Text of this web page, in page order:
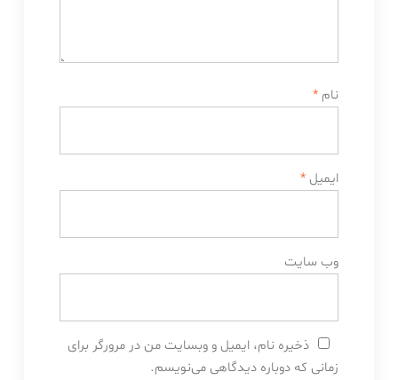
نام *
ایمیل *
وب‌ سایت
ذخیره نام، ایمیل و وبسایت من در مرورگر برای
زمانی که دوباره دیدگاهی می‌نویسم.